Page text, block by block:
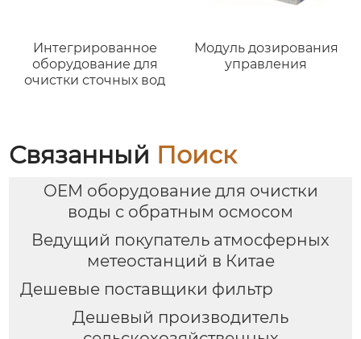
Интегрированное
оборудование для
очистки сточных вод
Модуль дозирования
управления
Связанный Поиск
OEM оборудование для очистки
воды с обратным осмосом
Ведущий покупатель атмосферных
метеостанций в Китае
Дешевые поставщики фильтр
Дешевый производитель